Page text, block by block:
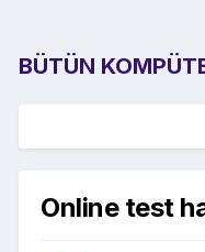
BÜTÜN
Online test